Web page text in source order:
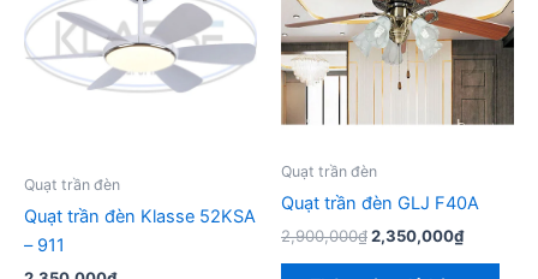
Quạt trần đèn
Quạt trần đèn Klasse 52KSA
– 911
Quạt trần đèn
Quạt trần đèn GLJ F40A
2,900,000₫Giá
2,350,000₫Giá